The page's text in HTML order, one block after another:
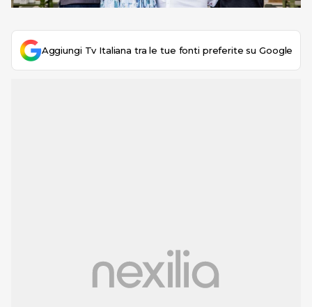
Aggiungi Tv Italiana tra le tue fonti preferite su Google